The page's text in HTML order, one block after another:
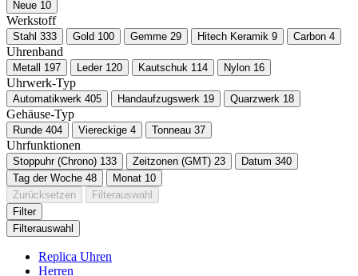
Neue 10
Werkstoff
Stahl 333 Gold 100 Gemme 29 Hitech Keramik 9 Carbon 4
Uhrenband
Metall 197 Leder 120 Kautschuk 114 Nylon 16
Uhrwerk-Typ
Automatikwerk 405 Handaufzugswerk 19 Quarzwerk 18
Gehäuse-Typ
Runde 404 Viereckige 4 Tonneau 37
Uhrfunktionen
Stoppuhr (Chrono) 133 Zeitzonen (GMT) 23 Datum 340
Tag der Woche 48 Monat 10
Zurücksetzen
Filterauswahl
Filter
Filterauswahl
Replica Uhren
Herren